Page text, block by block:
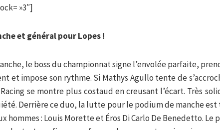
»3″]
et général pour Lopes !
le boss du championnat signe l’envolée parfaite,
et impose son rythme. Si Mathys Agullo tente de
se montre plus costaud en creusant l’écart. Très
Derrière ce duo, la lutte pour le podium de manche
hommes : Louis Morette et Éros Di Carlo De Benedetto. Le